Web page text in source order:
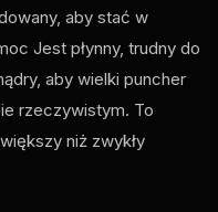
aby stać w
Jest płynny, trudny do
aby wielki puncher
rzeczywistym. To
niż zwykły